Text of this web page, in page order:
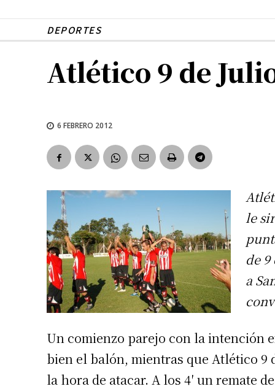
DEPORTES
Atlético 9 de
6 FEBRERO 2012
le
de
a
Un comienzo parejo con la intención
bien el balón, mientras que Atlético 9
la hora de atacar. A los 4′ un remate